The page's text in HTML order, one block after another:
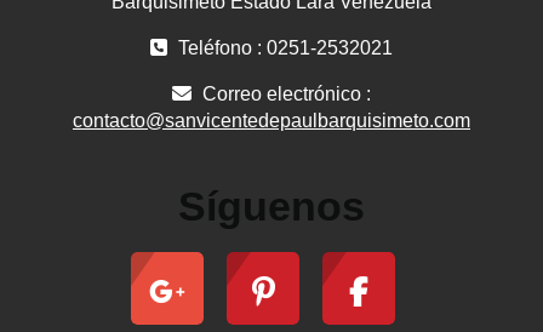
Teléfono : 0251-2532021
Correo electrónico :
contacto@sanvicentedepaulbarquisimeto.com
Síguenos